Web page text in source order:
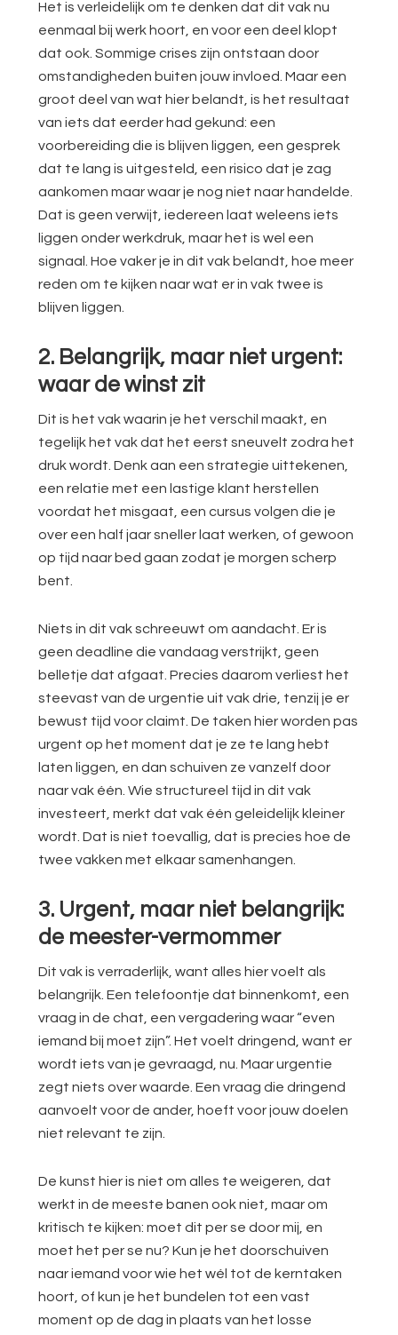
Het is verleidelijk om te denken dat dit vak nu
eenmaal bij werk hoort, en voor een deel klopt
dat ook. Sommige crises zijn ontstaan door
omstandigheden buiten jouw invloed. Maar een
groot deel van wat hier belandt, is het resultaat
van iets dat eerder had gekund: een
voorbereiding die is blijven liggen, een gesprek
dat te lang is uitgesteld, een risico dat je zag
aankomen maar waar je nog niet naar handelde.
Dat is geen verwijt, iedereen laat weleens iets
liggen onder werkdruk, maar het is wel een
signaal. Hoe vaker je in dit vak belandt, hoe meer
reden om te kijken naar wat er in vak twee is
blijven liggen.
2. Belangrijk, maar niet urgent:
waar de winst zit
Dit is het vak waarin je het verschil maakt, en
tegelijk het vak dat het eerst sneuvelt zodra het
druk wordt. Denk aan een strategie uittekenen,
een relatie met een lastige klant herstellen
voordat het misgaat, een cursus volgen die je
over een half jaar sneller laat werken, of gewoon
op tijd naar bed gaan zodat je morgen scherp
bent.
Niets in dit vak schreeuwt om aandacht. Er is
geen deadline die vandaag verstrijkt, geen
belletje dat afgaat. Precies daarom verliest het
steevast van de urgentie uit vak drie, tenzij je er
bewust tijd voor claimt. De taken hier worden pas
urgent op het moment dat je ze te lang hebt
laten liggen, en dan schuiven ze vanzelf door
naar vak één. Wie structureel tijd in dit vak
investeert, merkt dat vak één geleidelijk kleiner
wordt. Dat is niet toevallig, dat is precies hoe de
twee vakken met elkaar samenhangen.
3. Urgent, maar niet belangrijk:
de meester-vermommer
Dit vak is verraderlijk, want alles hier voelt als
belangrijk. Een telefoontje dat binnenkomt, een
vraag in de chat, een vergadering waar “even
iemand bij moet zijn”. Het voelt dringend, want er
wordt iets van je gevraagd, nu. Maar urgentie
zegt niets over waarde. Een vraag die dringend
aanvoelt voor de ander, hoeft voor jouw doelen
niet relevant te zijn.
De kunst hier is niet om alles te weigeren, dat
werkt in de meeste banen ook niet, maar om
kritisch te kijken: moet dit per se door mij, en
moet het per se nu? Kun je het doorschuiven
naar iemand voor wie het wél tot de kerntaken
hoort, of kun je het bundelen tot een vast
moment op de dag in plaats van het losse